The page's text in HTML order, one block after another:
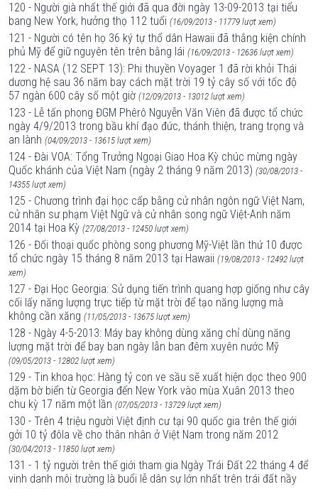
120 - Người già nhất thế giới đã qua đời ngày 13-09-2013 tại tiểu
bang New York, hưởng thọ 112 tuổi (16/09/2013 - 11779 lượt xem)
121 - Người có tên họ 36 ký tự thổ dân Hawaii đã thắng kiện chính
phủ Mỹ để giữ nguyên tên trên bằng lái (16/09/2013 - 12636 lượt xem)
122 - NASA (12 SEPT 13): Phi thuyền Voyager 1 đã rời khỏi Thái
dương hệ sau 36 năm bay cách mặt trời 19 tỷ cây số với tốc độ
57 ngàn 600 cây số một giờ (12/09/2013 - 13012 lượt xem)
123 - Lễ tấn phong ĐGM Phêrô Nguyễn Văn Viên đã được tổ chức
ngày 4/9/2013 trong bầu khí đạo đức, thánh thiện, trang trọng và
an lành (04/09/2013 - 13615 lượt xem)
124 - Đài VOA: Tổng Trưởng Ngoại Giao Hoa Kỳ chúc mừng ngày
Quốc khánh của Việt Nam (ngày 2 tháng 9 năm 2013) (30/08/2013 -
14355 lượt xem)
125 - Chương trình đại học cấp bằng cử nhân ngôn ngữ Việt Nam,
cử nhân sư phạm Việt Ngữ và cử nhân song ngữ Việt-Anh năm
2014 tại Hoa Kỳ (27/08/2013 - 12450 lượt xem)
126 - Đối thoại quốc phòng song phương Mỹ-Việt lần thứ 10 được
tổ chức ngày 15 tháng 8 năm 2013 tại Hawaii (19/08/2013 - 12492 lượt
xem)
127 - Đại Học Georgia: Sử dụng tiến trình quang hợp giống như cây
cối lấy năng lượng trực tiếp từ mặt trời để tạo năng lượng mà
không cần xăng (11/05/2013 - 13675 lượt xem)
128 - Ngày 4-5-2013: Máy bay không dùng xăng chỉ dùng năng
lượng mặt trời để bay ban ngày lẫn ban đêm xuyên nước Mỹ
(09/05/2013 - 12802 lượt xem)
129 - Tin khoa học: Hàng tỷ con ve sầu sẽ xuất hiện dọc theo 900
dặm bờ biển từ Georgia đến New York vào mùa Xuân 2013 theo
chu kỳ 17 năm một lần (07/05/2013 - 13729 lượt xem)
130 - Trên 4 triệu người Việt định cư tại 90 quốc gia trên thế giới
gởi 10 tỷ đôla về cho thân nhân ở Việt Nam trong năm 2012
(30/04/2013 - 11850 lượt xem)
131 - 1 tỷ người trên thế giới tham gia Ngày Trái Ðất 22 tháng 4 để
vinh danh môi trường là buổi lễ dân sự lớn nhất trên trái đất nầy